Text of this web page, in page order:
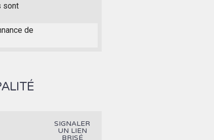
sont
de
SIGNALER
UN LIEN
BRISÉ